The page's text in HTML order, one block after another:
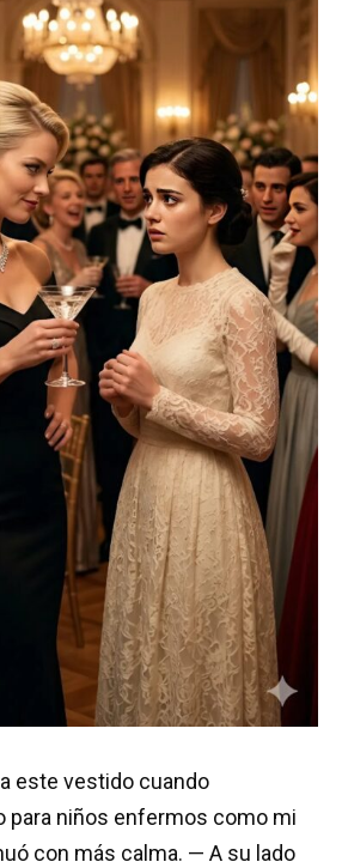
este vestido cuando
para niños enfermos como mi
con más calma. — A su lado